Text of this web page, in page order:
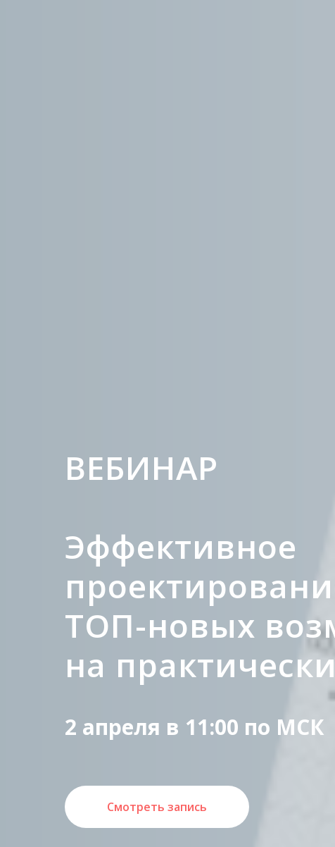
ВЕБИНАР
Эффективное
ТОП-новых
на
2 апреля в 11:00 по МСК
Смотреть запись